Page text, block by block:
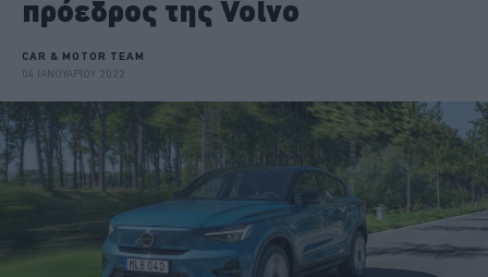
πρόεδρος της Volvo
CAR & MOTOR TEAM
04 ΙΑΝΟΥΑΡΙΟΥ 2022